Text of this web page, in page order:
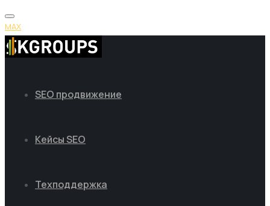
MAX
SEO продвижение
Кейсы SEO
Техподдержка